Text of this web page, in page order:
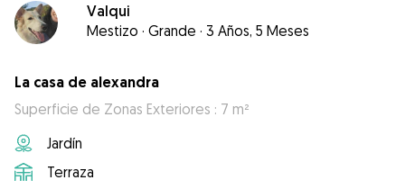
Valqui
Mestizo · Grande · 3 Años, 5 Meses
La casa de alexandra
Superficie de Zonas Exteriores : 7 m²
Jardín
Terraza